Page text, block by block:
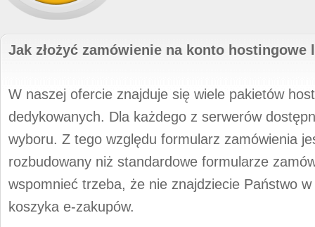
Jak złożyć zamówienie na konto
W naszej ofercie znajduje się wiele pakietów
dedykowanych. Dla każdego z serwerów
wyboru. Z tego względu formularz zamówienia
rozbudowany niż standardowe formularze
wspomnieć trzeba, że nie znajdziecie Państwo
koszyka e-zakupów.